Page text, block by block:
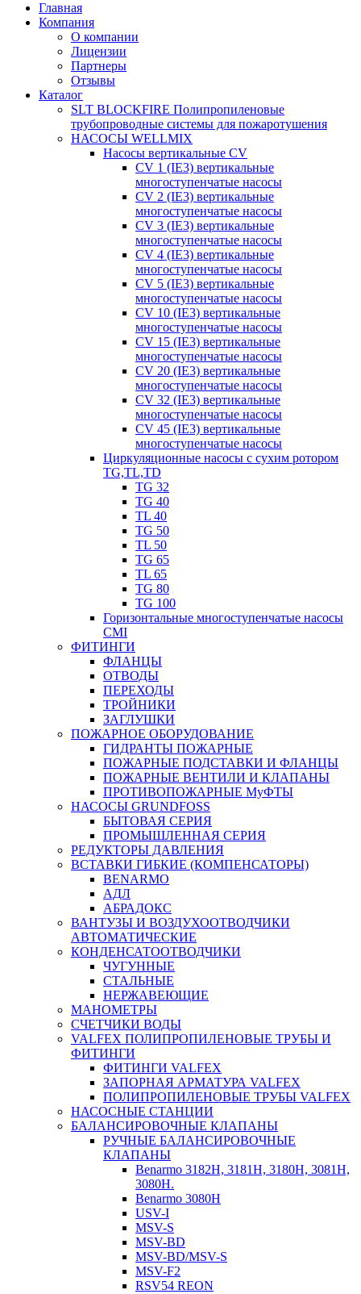
Главная
Компания
О компании
Лицензии
Партнеры
Отзывы
Каталог
SLT BLOCKFIRE Полипропиленовые
трубопроводные системы для пожаротушения
НАСОСЫ WELLMIX
Насосы вертикальные CV
CV 1 (IE3) вертикальные
многоступенчатые насосы
CV 2 (IE3) вертикальные
многоступенчатые насосы
CV 3 (IE3) вертикальные
многоступенчатые насосы
CV 4 (IE3) вертикальные
многоступенчатые насосы
CV 5 (IE3) вертикальные
многоступенчатые насосы
CV 10 (IE3) вертикальные
многоступенчатые насосы
CV 15 (IE3) вертикальные
многоступенчатые насосы
CV 20 (IE3) вертикальные
многоступенчатые насосы
CV 32 (IE3) вертикальные
многоступенчатые насосы
CV 45 (IE3) вертикальные
многоступенчатые насосы
Циркуляционные насосы с сухим ротором
TG,TL,TD
TG 32
TG 40
TL 40
TG 50
TL 50
TG 65
TL 65
TG 80
TG 100
Горизонтальные многоступенчатые насосы
CMI
ФИТИНГИ
ФЛАНЦЫ
ОТВОДЫ
ПЕРЕХОДЫ
ТРОЙНИКИ
ЗАГЛУШКИ
ПОЖАРНОЕ ОБОРУДОВАНИЕ
ГИДРАНТЫ ПОЖАРНЫЕ
ПОЖАРНЫЕ ПОДСТАВКИ И ФЛАНЦЫ
ПОЖАРНЫЕ ВЕНТИЛИ И КЛАПАНЫ
ПРОТИВОПОЖАРНЫЕ МуФТЫ
НАСОСЫ GRUNDFOSS
БЫТОВАЯ СЕРИЯ
ПРОМЫШЛЕННАЯ СЕРИЯ
РЕДУКТОРЫ ДАВЛЕНИЯ
ВСТАВКИ ГИБКИЕ (КОМПЕНСАТОРЫ)
BENARMO
АДЛ
АБРАДОКС
ВАНТУЗЫ И ВОЗДУХООТВОДЧИКИ
АВТОМАТИЧЕСКИЕ
КОНДЕНСАТООТВОДЧИКИ
ЧУГУННЫЕ
СТАЛЬНЫЕ
НЕРЖАВЕЮЩИЕ
МАНОМЕТРЫ
СЧЕТЧИКИ ВОДЫ
VALFEX ПОЛИПРОПИЛЕНОВЫЕ ТРУБЫ И
ФИТИНГИ
ФИТИНГИ VALFEX
ЗАПОРНАЯ АРМАТУРА VALFEX
ПОЛИПРОПИЛЕНОВЫЕ ТРУБЫ VALFEX
НАСОСНЫЕ СТАНЦИИ
БАЛАНСИРОВОЧНЫЕ КЛАПАНЫ
РУЧНЫЕ БАЛАНСИРОВОЧНЫЕ
КЛАПАНЫ
Benarmo 3182H, 3181Н, 3180Н, 3081Н,
3080Н.
Benarmo 3080H
USV-I
MSV-S
MSV-BD
MSV-BD/MSV-S
MSV-F2
RSV54 REON